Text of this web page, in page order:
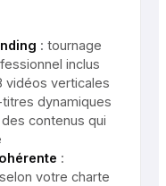
: tournage
inclus
vidéos verticales
dynamiques
des contenus qui
:
votre charte